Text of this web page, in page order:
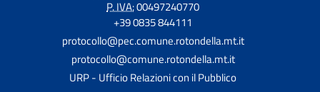
P. IVA:00497240770
+39 0835 844111
protocollo@pec.comune.rotondella.mt.it
protocollo@comune.rotondella.mt.it
URP - Ufficio Relazioni con il Pubblico